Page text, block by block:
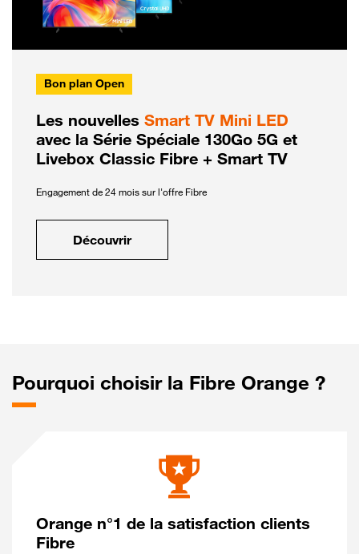
Bon plan Open
Les nouvelles Smart TV Mini LED
avec la Série Spéciale 130Go 5G et
Livebox Classic Fibre + Smart TV
Engagement de 24 mois sur l'offre Fibre
Découvrir
Pourquoi choisir la Fibre Orange ?
Orange n°1 de la satisfaction clients
Fibre